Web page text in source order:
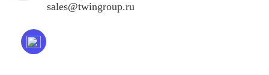
sales@twingroup.ru